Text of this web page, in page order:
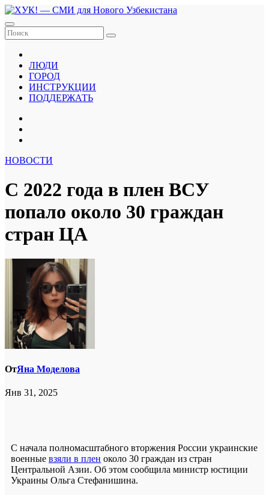
Перейти
к
содержанию
ЛЮДИ
ГОРОД
ИНСТРУКЦИИ
ПОДДЕРЖАТЬ
НОВОСТИ
С 2022 года в плен ВСУ
попало около 30 граждан
стран ЦА
ОтЯна Моделова
Янв 31, 2025
С начала полномасштабного вторжения России украинские
военные взяли в плен около 30 граждан из стран
Центральной Азии. Об этом сообщила министр юстиции
Украины Ольга Стефанишина.